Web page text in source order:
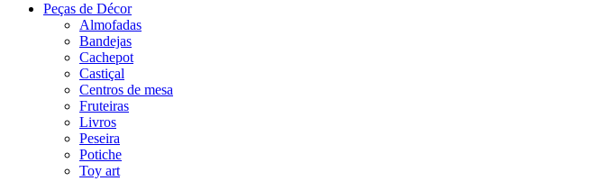
Peças de Décor
Almofadas
Bandejas
Cachepot
Castiçal
Centros de mesa
Fruteiras
Livros
Peseira
Potiche
Toy art